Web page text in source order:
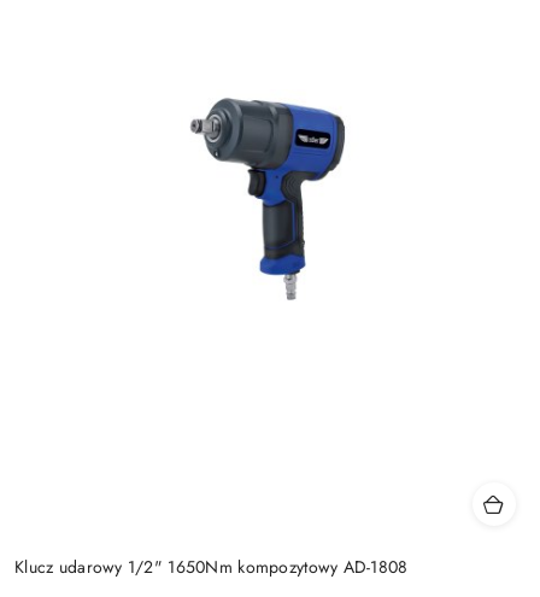
Klucz udarowy 1/2" 1650Nm kompozytowy AD-1808